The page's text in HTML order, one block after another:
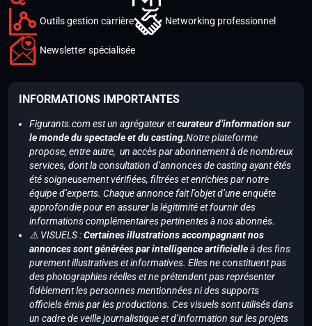
Outils gestion carrière Networking professionnel
Newsletter spécialisée
INFORMATIONS IMPORTANTES
Figurants.com est un agrégateur etcurateur d’information sur
le monde du spectacle et du casting.Notre plateforme
propose, entre autre, un accès par abonnement à de nombreux
services, dont la consultation d’annonces de casting ayant étés
été soigneusement vérifiées, filtrées et enrichies par notre
équipe d’experts. Chaque annonce fait l’objet d’une enquête
approfondie pour en assurer la légitimité et fournir des
informations complémentaires pertinentes à nos abonnés.
⚠️ VISUELS :Certaines illustrations accompagnant nos
annonces sont générées par intelligence artificielleà des fins
purement illustratives et informatives. Elles ne constituent pas
des photographies réelles et ne prétendent pas représenter
fidèlement les personnes mentionnées ni des supports
officiels émis par les productions. Ces visuels sont utilisés dans
un cadre de veille journalistique et d’information sur les projets